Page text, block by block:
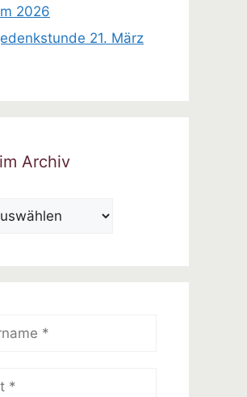
2026
21. März
Archiv